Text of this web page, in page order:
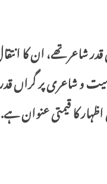
و شاعری پر گراں
کا قیمتی عنوان